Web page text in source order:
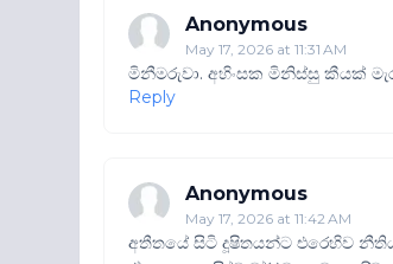
Anonymous
May 17, 2026 at 11:31 AM
මිනීමරුවා. අහිංසක මිනිස්සු කීයක්
Reply
Anonymous
May 17, 2026 at 11:42 AM
අතීතයේ සිටි දූෂිතයන්ට එරෙහිව